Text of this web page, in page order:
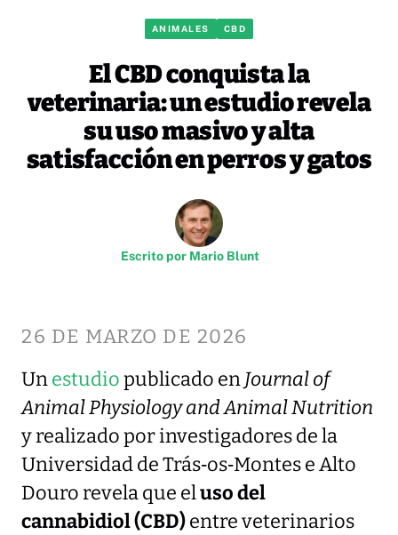
ANIMALES CBD
El CBD conquista la
veterinaria: un estudio revela
su uso masivo y alta
satisfacción en perros y gatos
Escrito por Mario Blunt
26 DE MARZO DE 2026
Unestudiopublicado en Journal of
Animal Physiology and Animal Nutrition
y realizado por investigadores de la
Universidad de Trás‑os‑Montes e Alto
Douro revela que eluso del
cannabidiol (CBD)entre veterinarios